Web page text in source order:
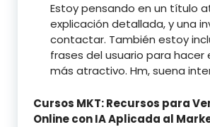
Estoy pensando en un título
explicación detallada, y una
contactar. También estoy
frases del usuario para hacer
más atractivo. Hm, suena
Cursos MKT: Recursos para
Online con IA Aplicada al